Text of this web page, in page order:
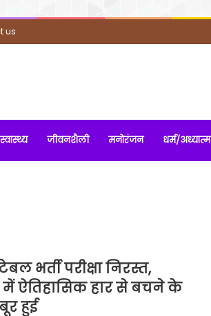
us
स्वास्थ्य जीवनशैली मनोरंजन धर्म/अध्यात्म
भर्ती परीक्षा निरस्त,
ऐतिहासिक हार से बचने के
हुई